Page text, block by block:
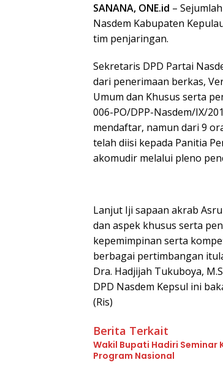
SANANA, ONE.id –
Nasdem Kabupaten
tim penjaringan.
Sekretaris DPD Partai
dari penerimaan berkas,
Umum dan Khusus serta
006-PO/DPP-Nasdem/IX/
mendaftar, namun dari 9
telah diisi kepada Panitia
akomudir melalui pleno
Lanjut Iji sapaan akrab
dan aspek khusus serta
kepemimpinan serta
berbagai pertimbangan
Dra. Hadjijah Tukuboya,
DPD Nasdem Kepsul ini
(Ris)
Berita Terkait
Wakil Bupati Hadiri Seminar
Program Nasional